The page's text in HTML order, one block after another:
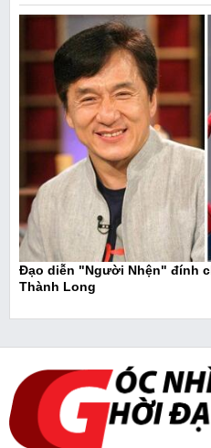
Đạo diễn "Người Nhện" đính
Thành Long